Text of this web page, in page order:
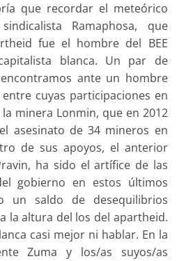
que recordar el meteórico
Ramaphosa, que
fue el hombre del BEE
blanca. Un par de
ante un hombre
cuyas participaciones en
minera Lonmin, que en 2012
asesinato de 34 mineros en
de sus apoyos, el anterior
ha sido el artífice de las
gobierno en estos últimos
un saldo de desequilibrios
la altura del los del apartheid.
casi mejor ni hablar. En la
Zuma y los/as suyos/as